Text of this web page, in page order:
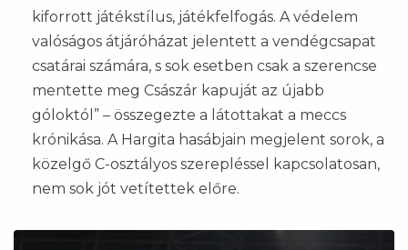
kiforrott játékstílus, játékfelfogás. A védelem
valóságos átjáróházat jelentett a vendégcsapat
csatárai számára, s sok esetben csak a szerencse
mentette meg Császár kapuját az újabb
góloktól” – összegezte a látottakat a meccs
krónikása. A Hargita hasábjain megjelent sorok, a
közelgő C-osztályos szerepléssel kapcsolatosan,
nem sok jót vetítettek előre.